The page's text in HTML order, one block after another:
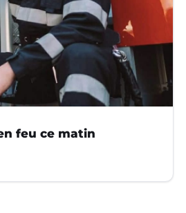
feu ce matin